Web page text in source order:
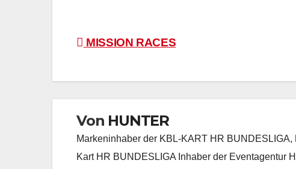
Beitragsnavigation
MISSION RACES
Von HUNTER
Markeninhaber der KBL-KART HR
Kart HR BUNDESLIGA Inhaber der Eventagentur